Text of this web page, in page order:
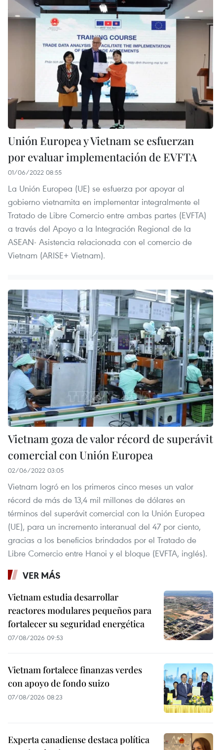
Unión Europea y Vietnam se esfuerzan
por evaluar implementación de EVFTA
01/06/2022 08:55
La Unión Europea (UE) se esfuerza por apoyar al
gobierno vietnamita en implementar integralmente el
Tratado de Libre Comercio entre ambas partes (EVFTA)
a través del Apoyo a la Integración Regional de la
ASEAN- Asistencia relacionada con el comercio de
Vietnam (ARISE+ Vietnam).
Vietnam goza de valor récord de superávit
comercial con Unión Europea
02/06/2022 03:05
Vietnam logró en los primeros cinco meses un valor
récord de más de 13,4 mil millones de dólares en
términos del superávit comercial con la Unión Europea
(UE), para un incremento interanual del 47 por ciento,
gracias a los beneficios brindados por el Tratado de
Libre Comercio entre Hanoi y el bloque (EVFTA, inglés).
VER MÁS
Vietnam estudia desarrollar
reactores modulares pequeños para
fortalecer su seguridad energética
07/08/2026 09:53
Vietnam fortalece finanzas verdes
con apoyo de fondo suizo
07/08/2026 08:23
Experta canadiense destaca política